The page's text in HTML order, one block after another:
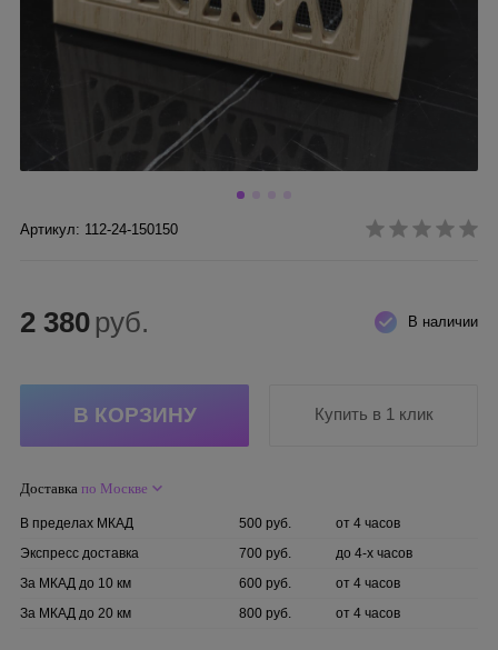
Артикул: 112-24-150150
В наличии
2 380 руб.
Купить в 1 клик
Доставка по Москве
В пределах МКАД 500 руб.
от 4 часов
Экспресс доставка
700 руб.
до 4-х часов
За МКАД до 10 км
600 руб.
от 4 часов
За МКАД до 20 км
800 руб. от 4 часов